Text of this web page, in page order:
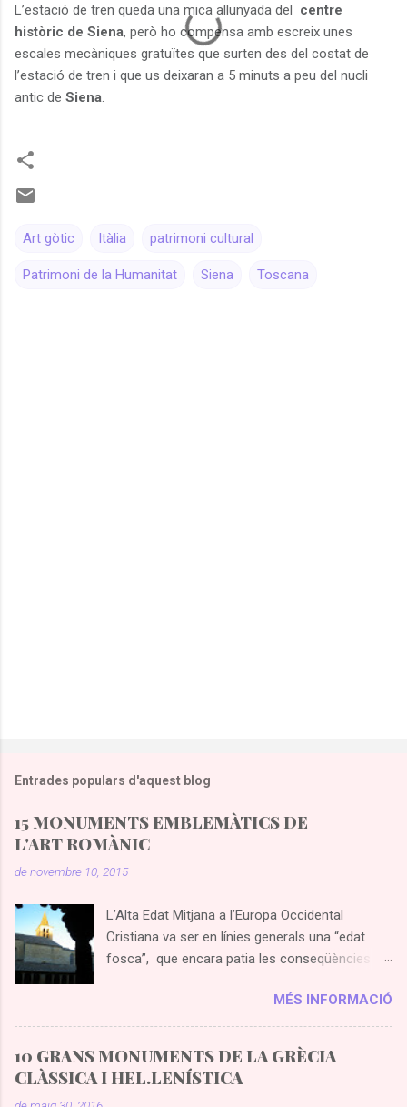
L’estació de tren queda una mica allunyada del centre
històric de Siena, però ho compensa amb escreix unes
escales mecàniques gratuïtes que surten des del costat de
l’estació de tren i que us deixaran a 5 minuts a peu del nucli
antic de Siena.
Art gòtic Itàlia patrimoni cultural
Patrimoni de la Humanitat Siena Toscana
Entrades populars d'aquest blog
15 MONUMENTS EMBLEMÀTICS DE
L'ART ROMÀNIC
de novembre 10, 2015
L’Alta Edat Mitjana a l’Europa Occidental
Cristiana va ser en línies generals una “edat
fosca”, que encara patia les conseqüències
Simplificant molt es pot concloure que el rígid
sistema feudal regia el món medieval en tots
els àmbits: polític, social, econòmic, cultural i
religiós. En aquest context del feudalisme, a
partir de finals de S X sorgeix l’art romànic,
MÉS INFORMACIÓ
10 GRANS MONUMENTS DE LA GRÈCIA
CLÀSSICA I HEL.LENÍSTICA